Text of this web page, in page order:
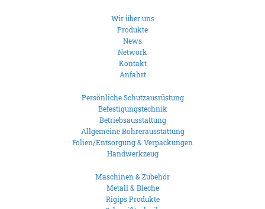
Wir über uns
Produkte
News
Network
Kontakt
Anfahrt
Persönliche Schutzausrüstung
Befestigungstechnik
Betriebsausstattung
Allgemeine Bohrerausstattung
Folien/Entsorgung & Verpackungen
Handwerkzeug
Maschinen & Zubehör
Metall & Bleche
Rigips Produkte